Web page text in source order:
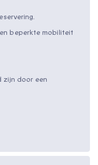
beperkte mobiliteit
zijn door een